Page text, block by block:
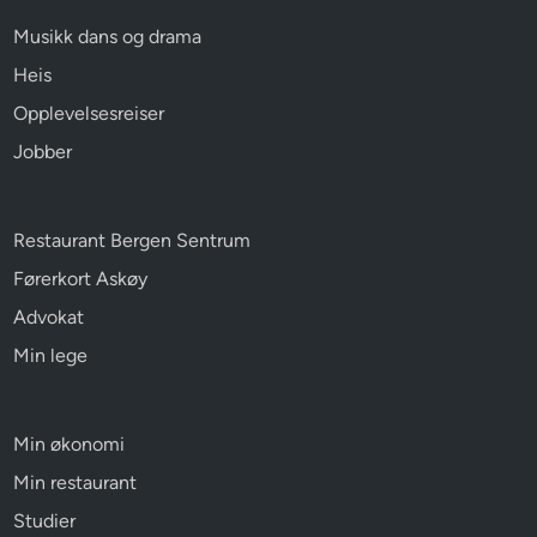
Musikk dans og drama
Heis
Opplevelsesreiser
Jobber
Restaurant Bergen Sentrum
Førerkort Askøy
Advokat
Min lege
Min økonomi
Min restaurant
Studier